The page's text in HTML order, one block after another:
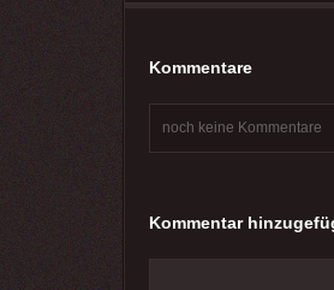
Kommentare
noch keine Kommentare
Kommentar